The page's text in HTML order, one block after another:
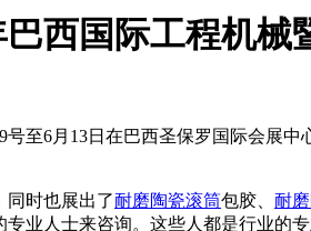
西国际工程机械
6月13日在巴西圣保罗国际会展中
时也展出了耐磨陶瓷滚筒包胶、 耐
业人士来咨询。这些人都是行业的